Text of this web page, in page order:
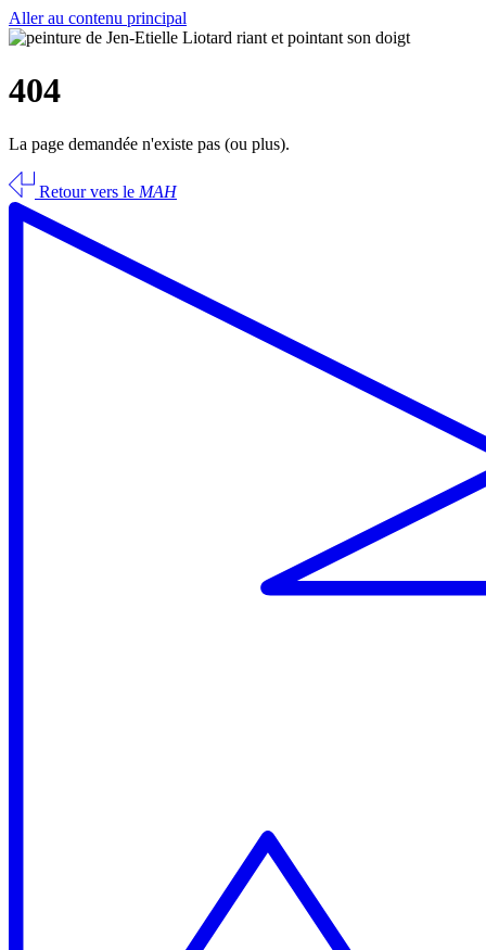
Aller au contenu principal
404
La page demandée n'existe pas (ou plus).
Retour vers le MAH